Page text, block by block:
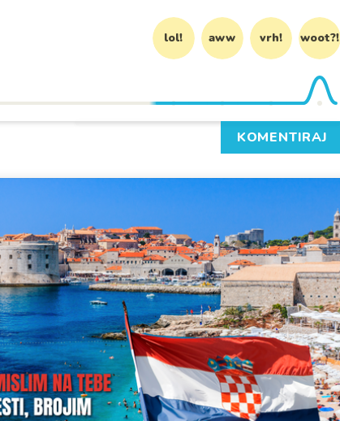
lol! aww vrh! woot?!
KOMENTIRAJ